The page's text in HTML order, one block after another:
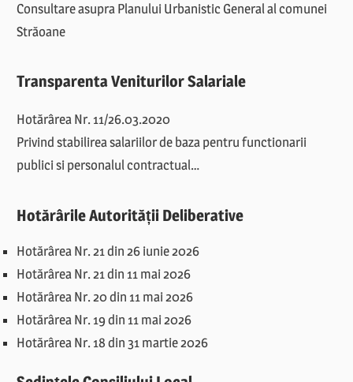
Consultare asupra Planului Urbanistic General al comunei
Străoane
Transparenta Veniturilor Salariale
Hotărârea Nr. 11/26.03.2020
Privind stabilirea salariilor de baza pentru functionarii
publici si personalul contractual…
Hotărârile Autorității Deliberative
Hotărârea Nr. 21 din 26 iunie 2026
Hotărârea Nr. 21 din 11 mai 2026
Hotărârea Nr. 20 din 11 mai 2026
Hotărârea Nr. 19 din 11 mai 2026
Hotărârea Nr. 18 din 31 martie 2026